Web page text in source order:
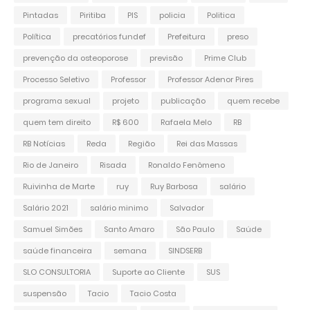
Pintadas
Piritiba PIS policia
Politica
Política
precatórios fundef Prefeitura
preso
prevenção da osteoporose
previsão
Prime Club
Processo Seletivo
Professor
Professor Adenor Pires
programa sexual
projeto publicação
quem recebe
quem tem direito
R$ 600 Rafaela Melo
RB
RB Notícias
Reda Região
Rei das Massas
Rio de Janeiro
Risada
Ronaldo Fenômeno
Ruivinha de Marte
ruy Ruy Barbosa
salário
Salário 2021
salário minimo
Salvador
Samuel Simões
Santo Amaro São Paulo
Saúde
saúde financeira
semana
SINDSERB
SLO CONSULTORIA
Suporte ao Cliente
SUS
suspensão
Tacio
Tacio Costa